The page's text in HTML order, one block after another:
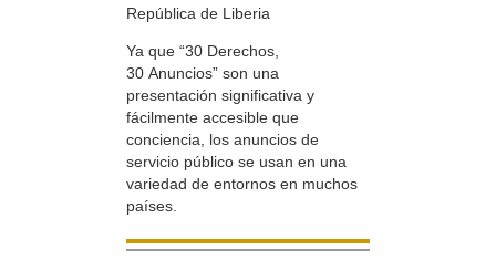
República de Liberia
Ya que “30 Derechos,
30 Anuncios” son una
presentación significativa y
fácilmente accesible que
conciencia, los anuncios de
servicio público se usan en una
variedad de entornos en muchos
países.